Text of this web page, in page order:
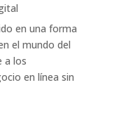
en una forma
el mundo del
a los
en línea sin